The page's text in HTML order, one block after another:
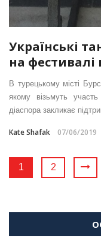
Українські
на фестивалі
В турецькому місті
якому візьмуть
діаспора закликає
Kate Shafak 07/06/2019
1 2